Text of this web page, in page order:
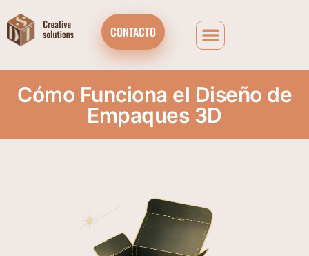
CONTACTO
Cómo Funciona el Diseño de
Empaques 3D